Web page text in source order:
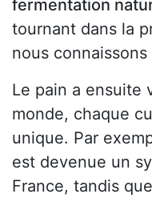
fermentation
tournant dans la
nous
Le pain a ensuite
monde, chaque
unique. Par
est devenue un
France, tandis